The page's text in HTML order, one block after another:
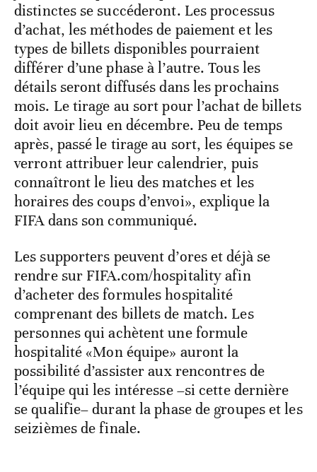
distinctes se succéderont. Les processus
d’achat, les méthodes de paiement et les
types de billets disponibles pourraient
différer d’une phase à l’autre. Tous les
détails seront diffusés dans les prochains
mois. Le tirage au sort pour l’achat de billets
doit avoir lieu en décembre. Peu de temps
après, passé le tirage au sort, les équipes se
verront attribuer leur calendrier, puis
connaîtront le lieu des matches et les
horaires des coups d’envoi», explique la
FIFA dans son communiqué.
Les supporters peuvent d’ores et déjà se
rendre sur FIFA.com/hospitality afin
d’acheter des formules hospitalité
comprenant des billets de match. Les
personnes qui achètent une formule
hospitalité «Mon équipe» auront la
possibilité d’assister aux rencontres de
l’équipe qui les intéresse –si cette dernière
se qualifie– durant la phase de groupes et les
seizièmes de finale.